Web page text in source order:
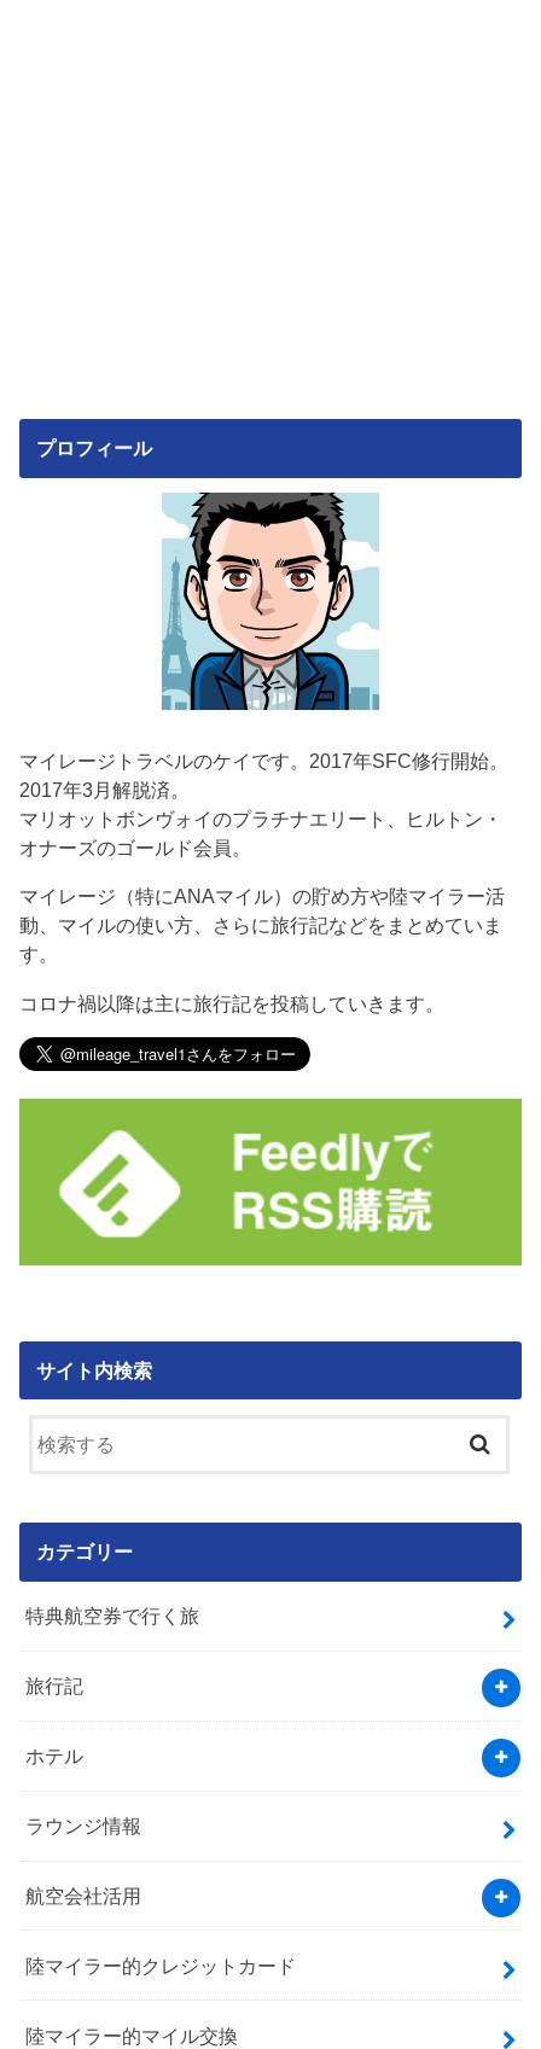
プロフィール
マイレージトラベルのケイです。2017年SFC修行開始。
2017年3月解脱済。
マリオットボンヴォイのプラチナエリート、ヒルトン・
オナーズのゴールド会員。
マイレージ（特にANAマイル）の貯め方や陸マイラー活
動、マイルの使い方、さらに旅行記などをまとめていま
す。
コロナ禍以降は主に旅行記を投稿していきます。
サイト内検索
カテゴリー
特典航空券で行く旅
旅行記
ホテル
ラウンジ情報
航空会社活用
陸マイラー的クレジットカード
陸マイラー的マイル交換